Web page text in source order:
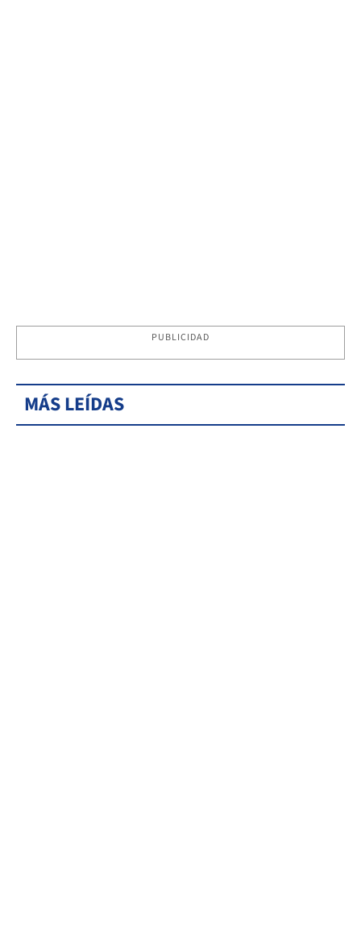
PUBLICIDAD
MÁS LEÍDAS